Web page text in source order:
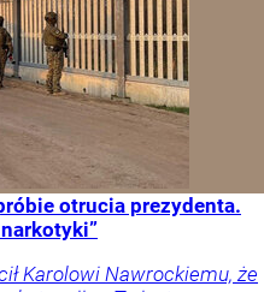
otrucia prezydenta.
Karolowi Nawrockiemu, że